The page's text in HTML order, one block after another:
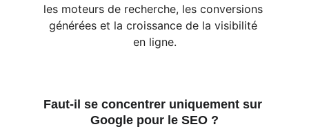
les moteurs de recherche, les conversions
générées et la croissance de la visibilité
en ligne.
Faut-il se concentrer uniquement sur
Google pour le SEO ?